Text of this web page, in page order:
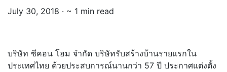
July 30, 2018 · ~ 1 min read
บริษัท ซีคอน โฮม จำกัด บริษัทรับสร้างบ้านรายแรกใน
ประเทศไทย ด้วยประสบการณ์นานกว่า 57 ปี ประกาศแต่งตั้ง